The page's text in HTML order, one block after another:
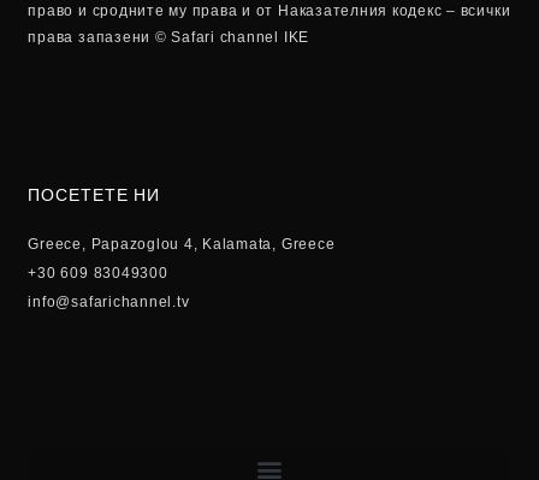
право и сродните му права и от Наказателния кодекс – всички
права запазени © Safari channel IKE
ПОСЕТЕТЕ НИ
Greece, Papazoglou 4, Kalamata, Greece
+30 609 83049300
info@safarichannel.tv